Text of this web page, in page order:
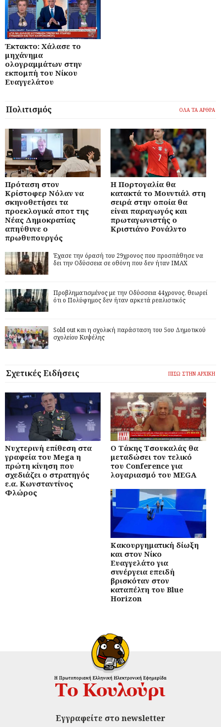
Έκτακτο: Χάλασε το
μηχάνημα
ολογραμμάτων στην
εκπομπή του Νίκου
Ευαγγελάτου
Πολιτισμός ΟΛΑ ΤΑ ΑΡΘΡΑ
Πρόταση στον
Κρίστοφερ Νόλαν να
σκηνοθετήσει τα
προεκλογικά σποτ της
Νέας Δημοκρατίας
απηύθυνε ο
πρωθυπουργός
Η Πορτογαλία θα
κατακτά το Μουντιάλ στη
σειρά στην οποία θα
είναι παραγωγός και
πρωταγωνιστής ο
Κριστιάνο Ρονάλντο
Έχασε την όρασή του 29χρονος που προσπάθησε να
δει την Οδύσσεια σε οθόνη που δεν ήταν IMAX
Προβληματισμένος με την Οδύσσεια 44χρονος, θεωρεί
ότι ο Πολύφημος δεν ήταν αρκετά ρεαλιστικός
Sold out και η σχολική παράσταση του 5ου Δημοτικού
σχολείου Κυψέλης
Σχετικές Ειδήσεις ΠΙΣΩ ΣΤΗΝ ΑΡΧΙΚΗ
Νυχτερινή επίθεση στα
γραφεία του Mega η
πρώτη κίνηση που
σχεδιάζει ο στρατηγός
ε.α. Κωνσταντίνος
Φλώρος
Ο Τάκης Τσουκαλάς θα
μεταδώσει τον τελικό
του Conference για
λογαριασμό του MEGA
Κακουργηματική δίωξη
και στον Νίκο
Ευαγγελάτο για
συνέργεια επειδή
βρισκόταν στον
καταπέλτη του Blue
Horizon
Εγγραφείτε στο newsletter